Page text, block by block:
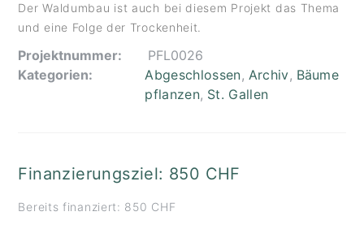
Der Waldumbau ist auch bei diesem Projekt das Thema
und eine Folge der Trockenheit.
Projektnummer:
PFL0026
Kategorien:
Abgeschlossen, Archiv, Bäume
pflanzen, St. Gallen
Finanzierungsziel: 850 CHF
Bereits finanziert: 850 CHF